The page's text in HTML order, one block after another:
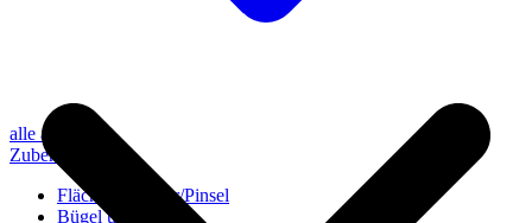
alle anzeigen
Zubehör
Flächenstreicher/Pinsel
Bügel und Rollen